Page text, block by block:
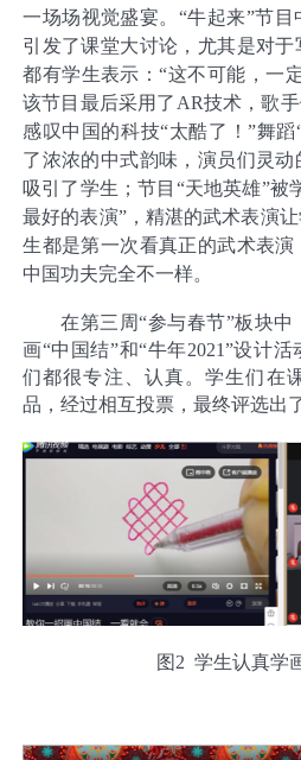
一场场视觉盛宴。“牛起来”节
引发了课堂大讨论，尤其是对
都有学生表示：“这不可能，一
该节目最后采用了AR技术，歌
感叹中国的科技“太酷了！”舞
了浓浓的中式韵味，演员们灵
吸引了学生；节目“天地英雄”被
最好的表演”，精湛的武术表演
生都是第一次看真正的武术表
中国功夫完全不一样。
在第三周“参与春节”板块
画“中国结”和“牛年2021”设计
们都很专注、认真。学生们在
品，经过相互投票，最终评选出
图2 学生认真学